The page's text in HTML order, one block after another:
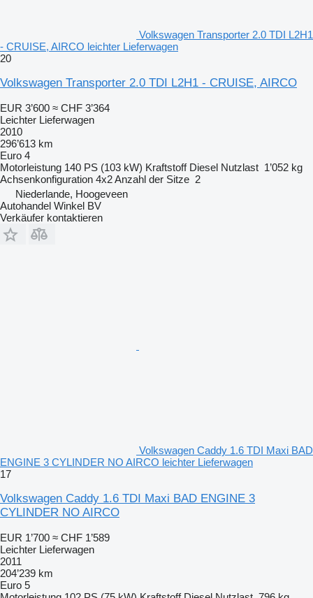
Volkswagen Transporter 2.0 TDI L2H1
- CRUISE, AIRCO leichter Lieferwagen
20
Volkswagen Transporter 2.0 TDI L2H1 - CRUISE, AIRCO
EUR 3’600 ≈ CHF 3’364
Leichter Lieferwagen
2010
296’613 km
Euro 4
Motorleistung 140 PS (103 kW) Kraftstoff Diesel Nutzlast 1’052 kg
Achsenkonfiguration 4x2Anzahl der Sitze 2
Niederlande, Hoogeveen
Autohandel Winkel BV
Verkäufer kontaktieren
Volkswagen Caddy 1.6 TDI Maxi BAD
ENGINE 3 CYLINDER NO AIRCO leichter Lieferwagen
17
Volkswagen Caddy 1.6 TDI Maxi BAD ENGINE 3
CYLINDER NO AIRCO
EUR 1’700 ≈ CHF 1’589
Leichter Lieferwagen
2011
204’239 km
Euro 5